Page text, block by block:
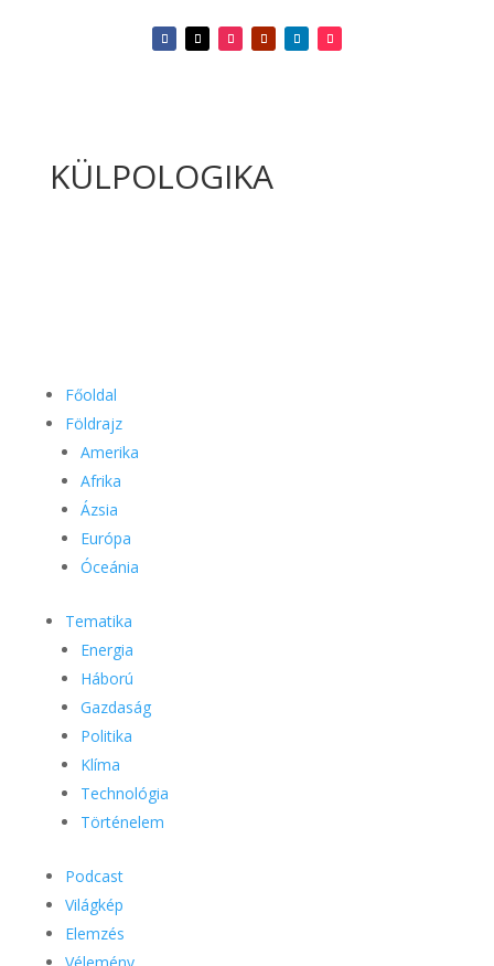
KÜLPOLOGIKA
Főoldal
Földrajz
Amerika
Afrika
Ázsia
Európa
Óceánia
Tematika
Energia
Háború
Gazdaság
Politika
Klíma
Technológia
Történelem
Podcast
Világkép
Elemzés